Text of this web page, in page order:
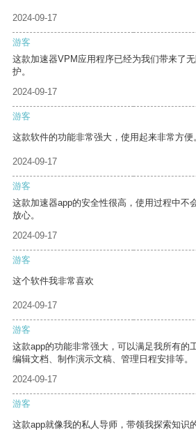
2024-09-17
游客
这款加速器VPM应用程序已经为我们带来了
护。
2024-09-17
游客
这款软件的功能非常强大，使用起来非常方便
2024-09-17
游客
这款加速器app的安全性很高，使用过程中不
放心。
2024-09-17
游客
这个软件我非常喜欢
2024-09-17
游客
这款app的功能非常强大，可以满足我所有的
编辑文档、制作演示文稿、管理日程安排等。
2024-09-17
游客
这款app就像我的私人导师，带领我探索知识